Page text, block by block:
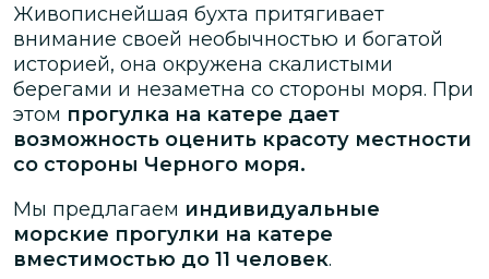
Живописнейшая бухта притягивает
внимание своей необычностью и богатой
историей, она окружена скалистыми
берегами и незаметна со стороны моря. При
этом прогулка на катере дает
возможность оценить красоту местности
со стороны Черного моря.
Мы предлагаем индивидуальные
морские прогулки на катере
вместимостью до 11 человек.